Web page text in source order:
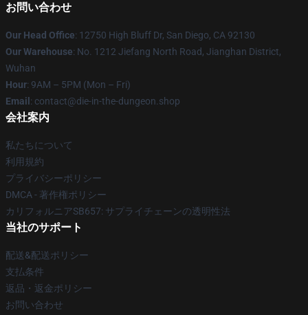
お問い合わせ
Our Head Office: 12750 High Bluff Dr, San Diego, CA 92130
Our Warehouse: No. 1212 Jiefang North Road, Jianghan District,
Wuhan
Hour: 9AM – 5PM (Mon – Fri)
Email : contact@die-in-the-dungeon.shop
会社案内
私たちについて
利用規約
プライバシーポリシー
DMCA - 著作権ポリシー
カリフォルニアSB657: サプライチェーンの透明性法
当社のサポート
配送&配送ポリシー
支払条件
返品・返金ポリシー
お問い合わせ